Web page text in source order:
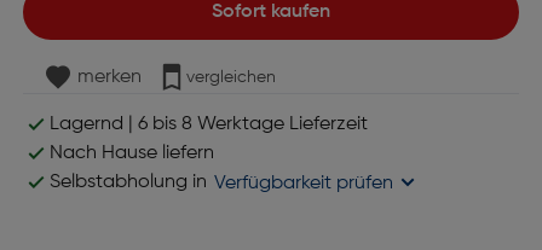
Sofort kaufen
merken vergleichen
Lagernd | 6 bis 8 Werktage Lieferzeit
Nach Hause liefern
Selbstabholung in Verfügbarkeit prüfen